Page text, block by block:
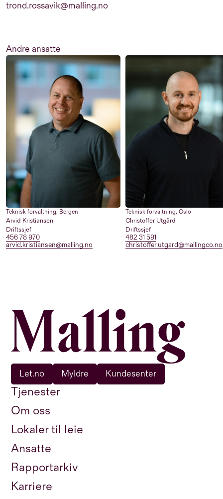
trond.rossavik@malling.no
Andre ansatte
Teknisk forvaltning, Bergen
Arvid Kristiansen
Driftssjef
456 78 970
arvid.kristiansen@malling.no
Teknisk forvaltning, Oslo
Christoffer Utgård
Driftssjef
482 31 591
christoffer.utgard@mallingco.no
Tjenester
Om oss
Lokaler til leie
Ansatte
Rapportarkiv
Karriere
Let.no Myldre Kundesenter